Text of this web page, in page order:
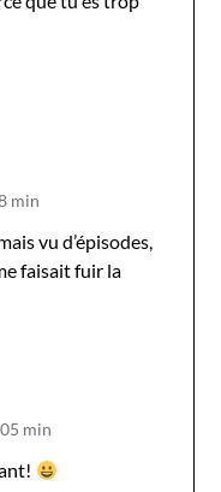
min
vu d’épisodes,
faisait fuir la
min